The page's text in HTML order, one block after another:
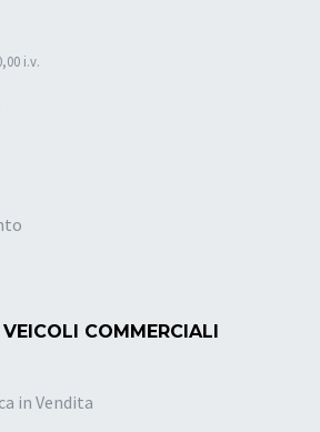
i.v.
COMMERCIALI
in Vendita